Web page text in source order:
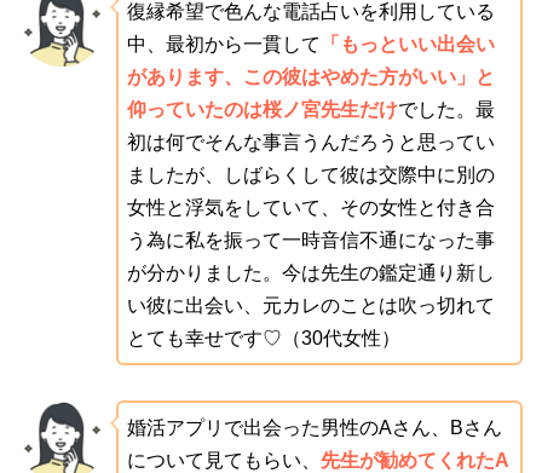
復縁希望で色んな電話占いを利用している
中、最初から一貫して
「もっといい出会い
があります、この彼はやめた方がいい」と
仰っていたのは桜ノ宮先生だけでした。最
初は何でそんな事言うんだろうと思ってい
ましたが、しばらくして彼は交際中に別の
女性と浮気をしていて、その女性と付き合
う為に私を振って一時音信不通になった事
が分かりました。今は先生の鑑定通り新し
い彼に出会い、元カレのことは吹っ切れて
とても幸せです♡（30代女性）
婚活アプリで出会った男性のAさん、Bさん
について見てもらい、 先生が勧めてくれたA